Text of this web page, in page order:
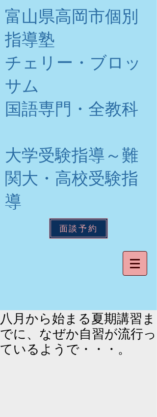
富山県高岡市個別
指導塾
チェリー・ブロッ
サム
​国語専門・全教科
大学受験指導～難
関大・高校受験指
導
面談予約
八月から始まる夏期講習ま
でに、なぜか自習が流行っ
ているようで・・・。